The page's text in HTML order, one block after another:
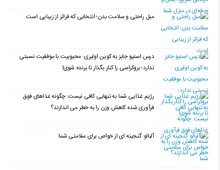
مبل راحتی و سلامت بدن؛ انتخابی که فراتر از زیبایی است
درس استیو جابز به کوین اولیری: محبوبیت با موفقیت نسبتی
ندارد؛ بروکراسی را کنار بگذار تا برنده شوی!
رژیم غذایی شما به تنهایی کافی نیست: چگونه غذاهای فوق
فرآوری شده کاهش وزن را به خطر می اندازند؟
آلبالو: گنجینه ای از خواص برای سلامتی شما